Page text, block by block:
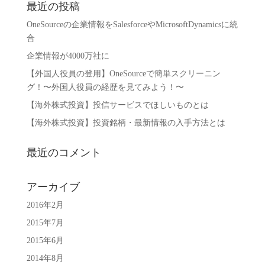
最近の投稿
OneSourceの企業情報をSalesforceやMicrosoftDynamicsに統
合
企業情報が4000万社に
【外国人役員の登用】OneSourceで簡単スクリーニン
グ！〜外国人役員の経歴を見てみよう！〜
【海外株式投資】投信サービスでほしいものとは
【海外株式投資】投資銘柄・最新情報の入手方法とは
最近のコメント
アーカイブ
2016年2月
2015年7月
2015年6月
2014年8月